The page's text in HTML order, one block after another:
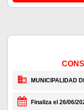
MUNICIPALIDAD
Finaliza el 26/06/